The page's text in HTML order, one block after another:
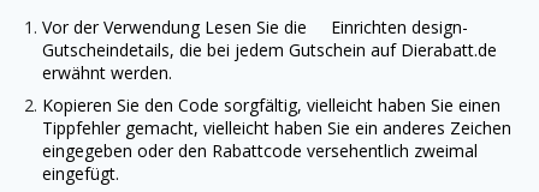
Vor der Verwendung Lesen Sie die Einrichten design-
Gutscheindetails, die bei jedem Gutschein aufDierabatt.de
erwähnt werden.
Kopieren Sie den Code sorgfältig, vielleicht haben Sie einen
Tippfehler gemacht, vielleicht haben Sie ein anderes Zeichen
eingegeben oder den Rabattcode versehentlich zweimal
eingefügt.